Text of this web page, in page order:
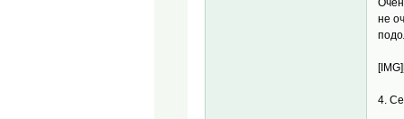
не
[IMG]
4.